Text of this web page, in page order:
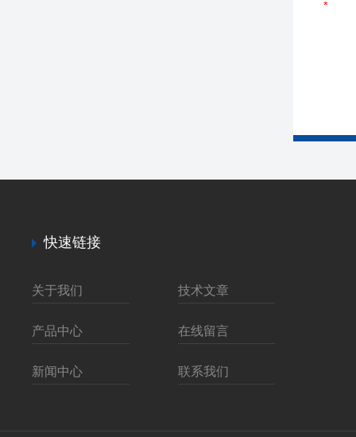
快速链接
关于我们 技术文章
产品中心 在线留言
新闻中心 联系我们